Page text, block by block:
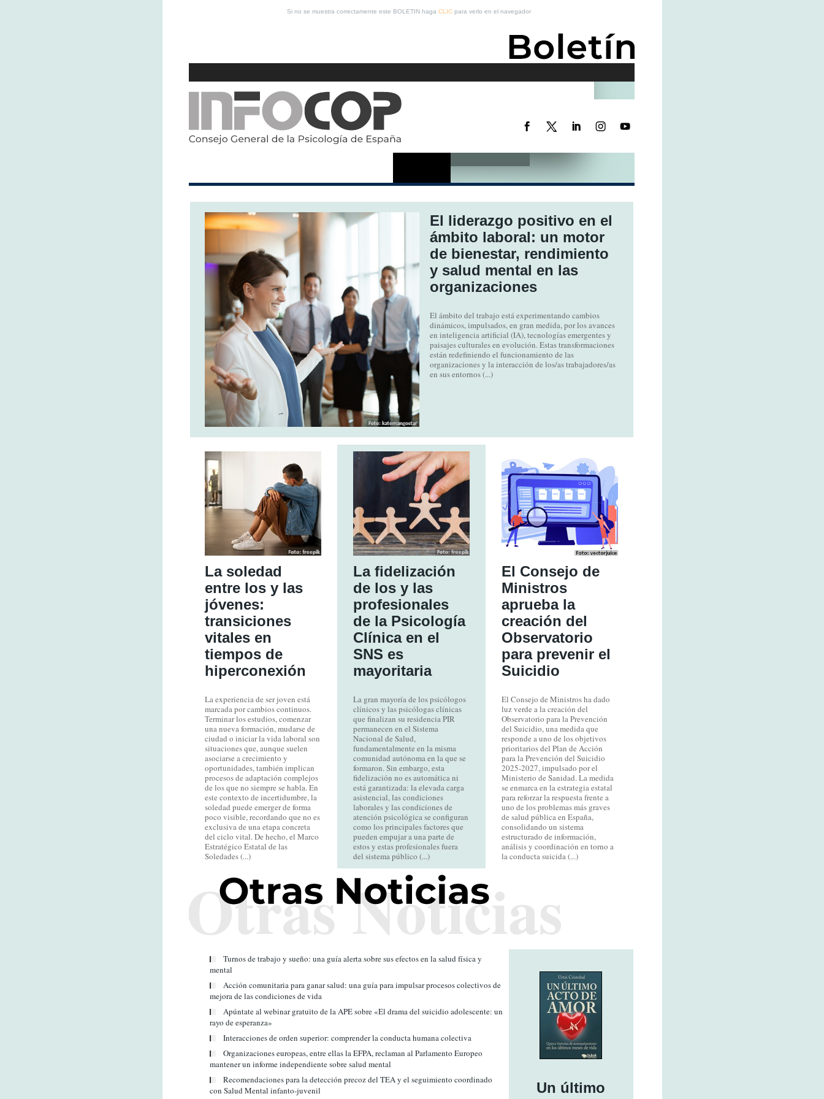
Si no se muestra correctamente este BOLETIN haga CLIC para verlo en el navegador
El liderazgo positivo en el
ámbito laboral: un motor
de bienestar, rendimiento
y salud mental en las
organizaciones
El ámbito del trabajo está experimentando cambios
dinámicos, impulsados, en gran medida, por los avances
en inteligencia artificial (IA), tecnologías emergentes y
paisajes culturales en evolución. Estas transformaciones
están redefiniendo el funcionamiento de las
organizaciones y la interacción de los/as trabajadores/as
en sus entornos (...)
La soledad
entre los y las
jóvenes:
transiciones
vitales en
tiempos de
hiperconexión
La experiencia de ser joven está
marcada por cambios continuos.
Terminar los estudios, comenzar
una nueva formación, mudarse de
ciudad o iniciar la vida laboral son
situaciones que, aunque suelen
asociarse a crecimiento y
oportunidades, también implican
procesos de adaptación complejos
de los que no siempre se habla. En
este contexto de incertidumbre, la
soledad puede emerger de forma
poco visible, recordando que no es
exclusiva de una etapa concreta
del ciclo vital. De hecho, el Marco
Estratégico Estatal de las
Soledades (...)
La fidelización
de los y las
profesionales
de la Psicología
Clínica en el
SNS es
mayoritaria
La gran mayoría de los psicólogos
clínicos y las psicólogas clínicas
que finalizan su residencia PIR
permanecen en el Sistema
Nacional de Salud,
fundamentalmente en la misma
comunidad autónoma en la que se
formaron. Sin embargo, esta
fidelización no es automática ni
está garantizada: la elevada carga
asistencial, las condiciones
laborales y las condiciones de
atención psicológica se configuran
como los principales factores que
pueden empujar a una parte de
estos y estas profesionales fuera
del sistema público (...)
El Consejo de
Ministros
aprueba la
creación del
Observatorio
para prevenir el
Suicidio
El Consejo de Ministros ha dado
luz verde a la creación del
Observatorio para la Prevención
del Suicidio, una medida que
responde a uno de los objetivos
prioritarios del Plan de Acción
para la Prevención del Suicidio
2025-2027, impulsado por el
Ministerio de Sanidad. La medida
se enmarca en la estrategia estatal
para reforzar la respuesta frente a
uno de los problemas más graves
de salud pública en España,
consolidando un sistema
estructurado de información,
análisis y coordinación en torno a
la conducta suicida (...)
Turnos de trabajo y sueño: una guía alerta sobre sus efectos en la salud física y
mental
Acción comunitaria para ganar salud: una guía para impulsar procesos colectivos de
mejora de las condiciones de vida
Apúntate al webinar gratuito de la APE sobre «El drama del suicidio adolescente: un
rayo de esperanza»
Interacciones de orden superior: comprender la conducta humana colectiva
Organizaciones europeas, entre ellas la EFPA, reclaman al Parlamento Europeo
mantener un informe independiente sobre salud mental
Recomendaciones para la detección precoz del TEA y el seguimiento coordinado
con Salud Mental infanto-juvenil
Un último